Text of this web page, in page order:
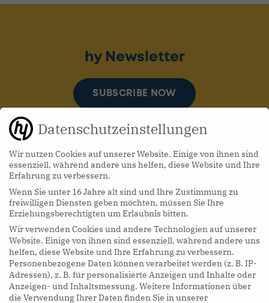
hy Podcasts
LISTEN NOW
hy Newsletter
SUBSCRIBE NOW
Datenschutzeinstellungen
Wir nutzen Cookies auf unserer Website. Einige von ihnen sind
essenziell, während andere uns helfen, diese Website und Ihre
Erfahrung zu verbessern.
Wenn Sie unter 16 Jahre alt sind und Ihre Zustimmung zu
freiwilligen Diensten geben möchten, müssen Sie Ihre
Erziehungsberechtigten um Erlaubnis bitten.
Wir verwenden Cookies und andere Technologien auf unserer
Website. Einige von ihnen sind essenziell, während andere uns
helfen, diese Website und Ihre Erfahrung zu verbessern.
Personenbezogene Daten können verarbeitet werden (z. B. IP-
Adressen), z. B. für personalisierte Anzeigen und Inhalte oder
Anzeigen- und Inhaltsmessung. Weitere Informationen über
die Verwendung Ihrer Daten finden Sie in unserer